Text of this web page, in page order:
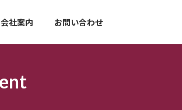
会社案内 お問い合わせ